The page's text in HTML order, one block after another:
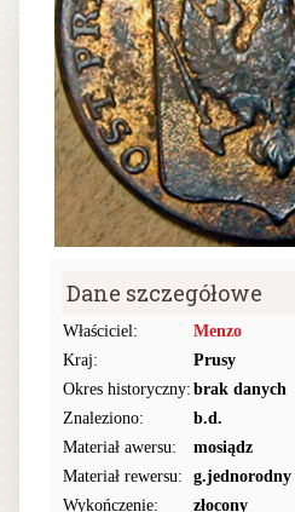
Dane szczegółowe
Właściciel:
Menzo
Kraj:
Prusy
Okres historyczny: brak danych
Znaleziono:
b.d.
Materiał awersu:
mosiądz
Materiał rewersu:
g.jednorodny
Wykończenie:
złocony